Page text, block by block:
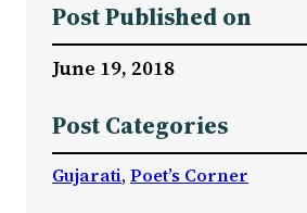
Post Published on
June 19, 2018
Post Categories
Gujarati, Poet’s Corner